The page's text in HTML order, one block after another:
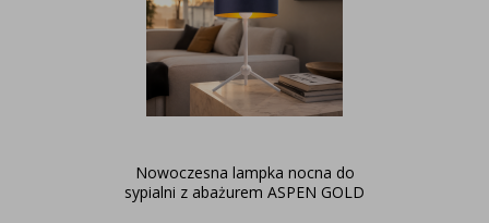
Nowoczesna lampka nocna do
sypialni z abażurem ASPEN GOLD